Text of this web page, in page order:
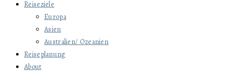
Reiseziele
Europa
Asien
Australien/ Ozeanien
Reiseplanung
About